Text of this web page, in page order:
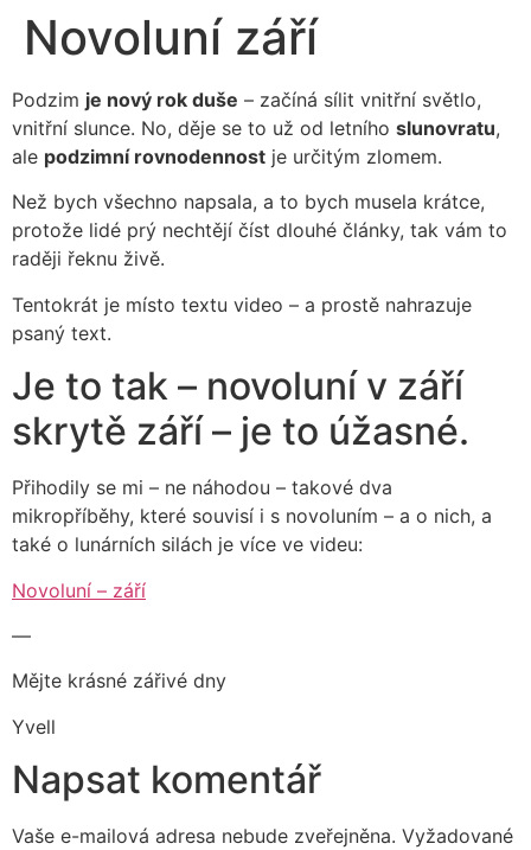
Novoluní září
Podzim je nový rok duše – začíná sílit vnitřní světlo,
vnitřní slunce. No, děje se to už od letního slunovratu,
ale podzimní rovnodennost je určitým zlomem.
Než bych všechno napsala, a to bych musela krátce,
protože lidé prý nechtějí číst dlouhé články, tak vám to
raději řeknu živě.
Tentokrát je místo textu video – a prostě nahrazuje
psaný text.
Je to tak – novoluní v září
skrytě září – je to úžasné.
Přihodily se mi – ne náhodou – takové dva
mikropříběhy, které souvisí i s novoluním – a o nich, a
také o lunárních silách je více ve videu:
Novoluní – září
—
Mějte krásné zářivé dny
Yvell
Napsat komentář
Vaše e-mailová adresa nebude zveřejněna. Vyžadované